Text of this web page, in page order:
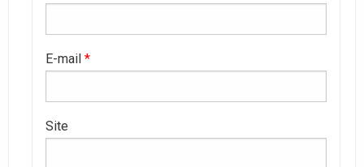
E-mail *
Site